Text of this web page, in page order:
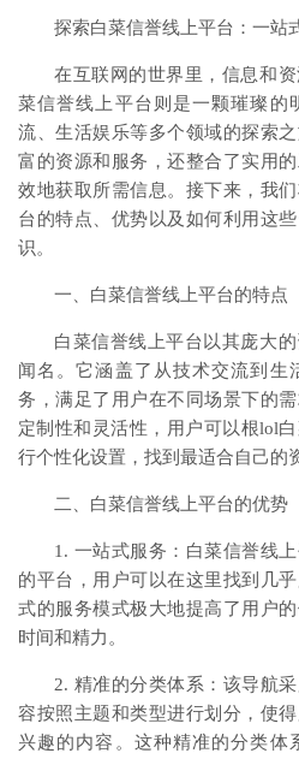
探索白菜信誉线上平台：一站
在互联网的世界里，信息和
菜信誉线上平台则是一颗璀璨的
流、生活娱乐等多个领域的探索
富的资源和服务，还整合了实用
效地获取所需信息。接下来，我
台的特点、优势以及如何利用这
识。
一、白菜信誉线上平台的特点
白菜信誉线上平台以其庞大
闻名。它涵盖了从技术交流到生
务，满足了用户在不同场景下的
定制性和灵活性，用户可以根lol
行个性化设置，找到最适合自己的
二、白菜信誉线上平台的优势
1. 一站式服务：白菜信誉线
的平台，用户可以在这里找到几
式的服务模式极大地提高了用户
时间和精力。
2. 精准的分类体系：该导航
容按照主题和类型进行划分，使
兴趣的内容。这种精准的分类体